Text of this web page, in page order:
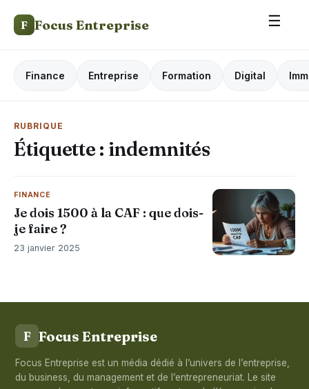
F Focus Entreprise ☰
Finance Entreprise Formation Digital
RUBRIQUE
Étiquette : indemnités
FINANCE
Je dois 1500 à la CAF : que dois-
je faire ?
23 janvier 2025
F Focus Entreprise
Focus Entreprise est un média dédié à l’univers de l’entreprise,
du business, du management et de l’entrepreneuriat. Le site